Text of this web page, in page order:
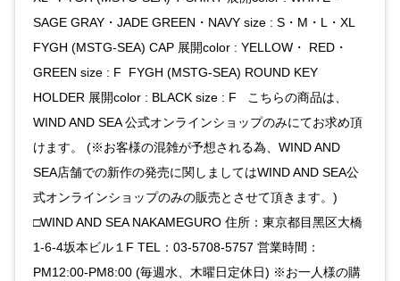
SAGE GRAY・JADE GREEN・NAVY size : S・M・L・XL
FYGH (MSTG-SEA) CAP 展開color : YELLOW・ RED・
GREEN size : F FYGH (MSTG-SEA) ROUND KEY
HOLDER 展開color : BLACK size : F こちらの商品は、
WIND AND SEA 公式オンラインショップのみにてお求め頂
けます。 (※お客様の混雑が予想される為、WIND AND
SEA店舗での新作の発売に関しましてはWIND AND SEA公
式オンラインショップのみの販売とさせて頂きます。)
□WIND AND SEA NAKAMEGURO 住所：東京都⽬⿊区⼤橋
1-6-4坂本ビル１F TEL：03-5708-5757 営業時間：
PM12:00-PM8:00 (毎週⽔、⽊曜⽇定休⽇) ※お⼀⼈様の購